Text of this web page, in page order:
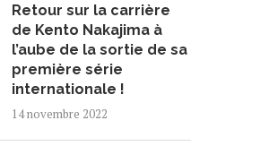
Retour sur la carrière
de Kento Nakajima à
l’aube de la sortie de sa
première série
internationale !
14 novembre 2022